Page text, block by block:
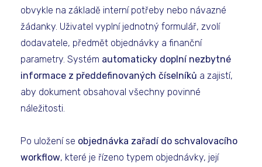
obvykle na základě interní potřeby nebo návazné
žádanky. Uživatel vyplní jednotný formulář, zvolí
dodavatele, předmět objednávky a finanční
parametry. Systém automaticky doplní nezbytné
informace z předdefinovaných číselníků a zajistí,
aby dokument obsahoval všechny povinné
náležitosti.
Po uložení se objednávka zařadí do schvalovacího
workflow, které je řízeno typem objednávky, její